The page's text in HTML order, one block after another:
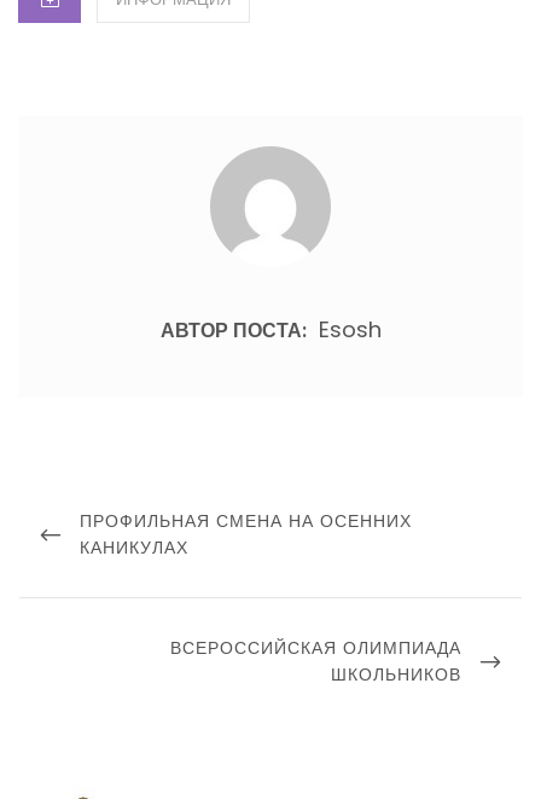
АВТОР ПОСТА: Esosh
записям
ПРЕДЫДУЩИЙ
ПОСТ
ПРОФИЛЬНАЯ СМЕНА НА ОСЕННИХ
КАНИКУЛАХ
СЛЕДУЮЩИЙ
ВСЕРОССИЙСКАЯ ОЛИМПИАДА
ШКОЛЬНИКОВ